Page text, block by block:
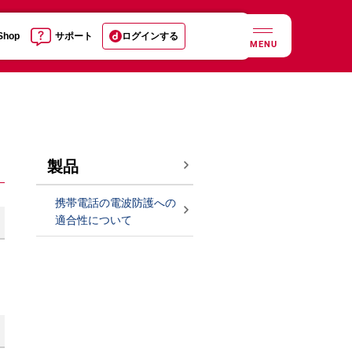
サポート ログインする
MENU
製品
携帯電話の電波防護への
適合性について